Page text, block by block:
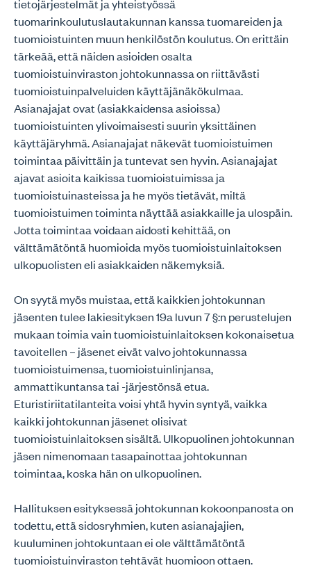
tietojärjestelmät ja yhteistyössä
tuomarinkoulutuslautakunnan kanssa tuomareiden ja
tuomioistuinten muun henkilöstön koulutus. On erittäin
tärkeää, että näiden asioiden osalta
tuomioistuinviraston johtokunnassa on riittävästi
tuomioistuinpalveluiden käyttäjänäkökulmaa.
Asianajajat ovat (asiakkaidensa asioissa)
tuomioistuinten ylivoimaisesti suurin yksittäinen
käyttäjäryhmä. Asianajajat näkevät tuomioistuimen
toimintaa päivittäin ja tuntevat sen hyvin. Asianajajat
ajavat asioita kaikissa tuomioistuimissa ja
tuomioistuinasteissa ja he myös tietävät, miltä
tuomioistuimen toiminta näyttää asiakkaille ja ulospäin.
Jotta toimintaa voidaan aidosti kehittää, on
välttämätöntä huomioida myös tuomioistuinlaitoksen
ulkopuolisten eli asiakkaiden näkemyksiä.
On syytä myös muistaa, että kaikkien johtokunnan
jäsenten tulee lakiesityksen 19a luvun 7 §:n perustelujen
mukaan toimia vain tuomioistuinlaitoksen kokonaisetua
tavoitellen – jäsenet eivät valvo johtokunnassa
tuomioistuimensa, tuomioistuinlinjansa,
ammattikuntansa tai -järjestönsä etua.
Eturistiriitatilanteita voisi yhtä hyvin syntyä, vaikka
kaikki johtokunnan jäsenet olisivat
tuomioistuinlaitoksen sisältä. Ulkopuolinen johtokunnan
jäsen nimenomaan tasapainottaa johtokunnan
toimintaa, koska hän on ulkopuolinen.
Hallituksen esityksessä johtokunnan kokoonpanosta on
todettu, että sidosryhmien, kuten asianajajien,
kuuluminen johtokuntaan ei ole välttämätöntä
tuomioistuinviraston tehtävät huomioon ottaen.